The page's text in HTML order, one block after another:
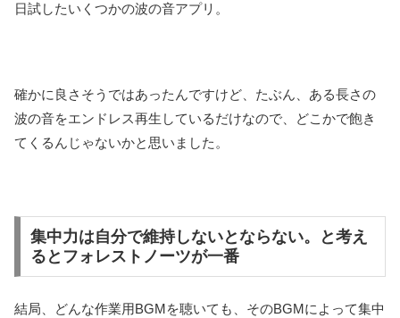
日試したいくつかの波の音アプリ。
確かに良さそうではあったんですけど、たぶん、ある長さの
波の音をエンドレス再生しているだけなので、どこかで飽き
てくるんじゃないかと思いました。
集中力は自分で維持しないとならない。と考え
るとフォレストノーツが一番
結局、どんな作業用BGMを聴いても、そのBGMによって集中